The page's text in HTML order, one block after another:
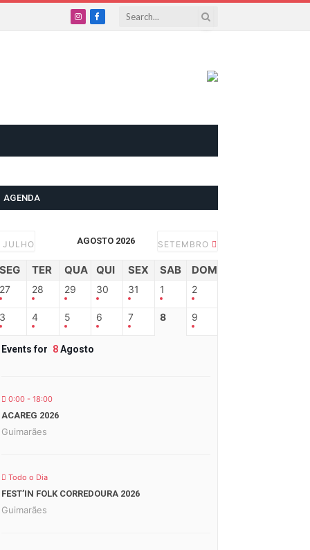
InstagramFacebook
AGENDA
JULHO AGOSTO 2026 SETEMBRO
SEG TER QUA QUI SEX SAB DOM
27 28 29 30 31 1 2
3 4 5 6 7 8 9
Events for 8Agosto
0:00 - 18:00
ACAREG 2026
Guimarães
Todo o Dia
FEST’IN FOLK CORREDOURA 2026
Guimarães